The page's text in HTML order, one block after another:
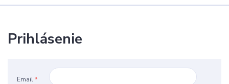
Prihlásenie
Email*